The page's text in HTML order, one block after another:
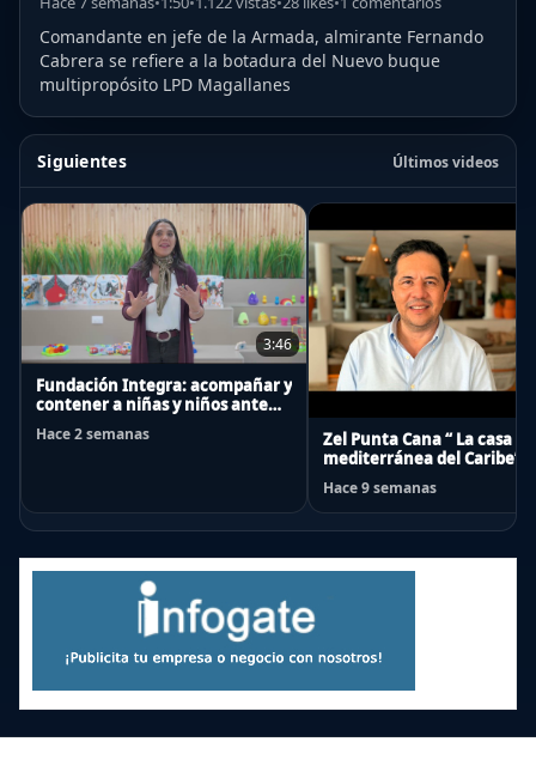
Comandante en jefe de la Armada, almirante Fernando
Cabrera se refiere a la botadura del Nuevo buque
multipropósito LPD Magallanes
Siguientes Últimos videos
3:46
Fundación Integra: acompañar y
contener a niñas y niños ante
emergencias
Hace 2 semanas
Zel Punta Cana “ La casa
mediterránea del Caribe”
Hace 9 semanas